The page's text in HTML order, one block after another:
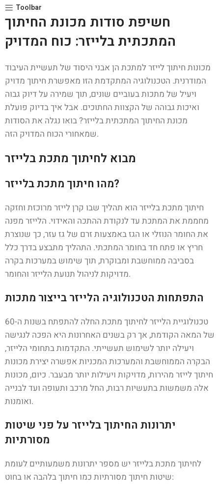
Toolbar
חשיפת סודות מכונת החיתוך
המתכתית בלייזר: כוח המדויק
מכונות חיתוך לייזר למתכת הן אבני היסוד של תעשיית העיבוד
המודרנית. הטכנולוגיה המתקדמת הזו מאפשרת חיתוך מדויק
ויעיל של מתכות בעוביים שונים, תוך שמירה על דיוק גבוה
ואיכות גבוהה של הקצוות החתוכים. אבל איך בדיוק פועלת
מכונת החיתוך המתכתית בלייזר? בואו נגלה את הסודות
שמאחורי הכוח המדויק הזה.
מבוא לחיתוך מתכת בלייזר
מהו חיתוך מתכת בלייזר?
חיתוך מתכת בלייזר הוא תהליך שבו קרן לייזר מרוכזת וחזקה
מחממת את המתכת עד לנקודת ההתכה והאידוי. הלייזר מפנה
את החומר הנוזלי או הגז באמצעות זרם של גז עזר, כך שנוצרת
חריץ או פתח חד בחומר המתכתי. התהליך מתבצע בדרך כלל
בסביבה ממוחשבת ומבוקרת, תוך שימוש במערכות בקרה
מדויקות לניהול תנועת הלייזר והחומר.
התפתחות הטכנולוגיה הלייזר בייצור מתכות
טכנולוגיית הלייזר לחיתוך מתכת החלה להתפתח בשנות ה-60
של המאה הקודמת, אך רק בשנים האחרונות היא הפכה לנגישה
ויעילה יותר לשימוש תעשייתי. התקדמות בתחומי הלייזר,
הבקרה הממוחשבת והמערכות המכניות אפשרה יצירת מכונות
חיתוך לייזר מהירות, מדויקות ויעילות יותר מבעבר. כיום, מכונות
אלה משמשות בתעשיות רבות, החל מרכב ותעופה ועד לבנייה
ואומנות.
יתרונות החיתוך בלייזר על פני שיטות
מסורתיות
לחיתוך מתכת בלייזר יש מספר יתרונות משמעותיים לעומת
שיטות חיתוך מסורתיות כמו חיתוך בלהבה או בחוט: